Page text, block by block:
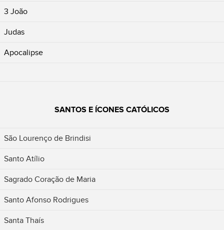
3 João
Judas
Apocalipse
SANTOS E ÍCONES CATÓLICOS
São Lourenço de Brindisi
Santo Atílio
Sagrado Coração de Maria
Santo Afonso Rodrigues
Santa Thaís